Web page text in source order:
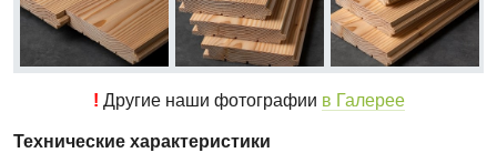
! Другие наши фотографии в Галерее
Технические характеристики